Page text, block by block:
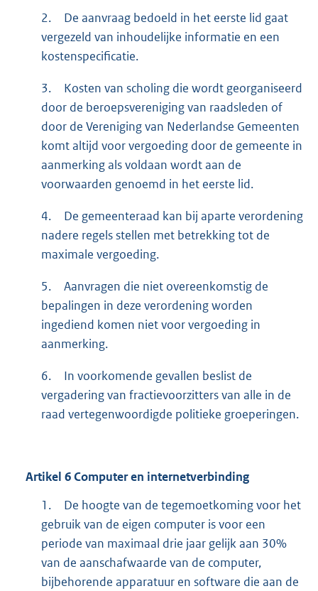
2.
De aanvraag bedoeld in het eerste lid gaat
vergezeld van inhoudelijke informatie en een
kostenspecificatie.
3.
Kosten van scholing die wordt georganiseerd
door de beroepsvereniging van raadsleden of
door de Vereniging van Nederlandse Gemeenten
komt altijd voor vergoeding door de gemeente in
aanmerking als voldaan wordt aan de
voorwaarden genoemd in het eerste lid.
4.
De gemeenteraad kan bij aparte verordening
nadere regels stellen met betrekking tot de
maximale vergoeding.
5.
Aanvragen die niet overeenkomstig de
bepalingen in deze verordening worden
ingediend komen niet voor vergoeding in
aanmerking.
6.
In voorkomende gevallen beslist de
vergadering van fractievoorzitters van alle in de
raad vertegenwoordigde politieke groeperingen.
Artikel 6Computer en internetverbinding
1.
De hoogte van de tegemoetkoming voor het
gebruik van de eigen computer is voor een
periode van maximaal drie jaar gelijk aan 30%
van de aanschafwaarde van de computer,
bijbehorende apparatuur en software die aan de